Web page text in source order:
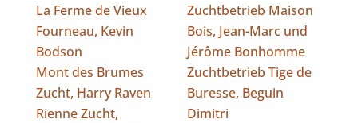
La Ferme de Vieux
Fourneau, Kevin
Bodson
Mont des Brumes
Zucht, Harry Raven
Rienne Zucht,
Zuchtbetrieb Maison
Bois, Jean-Marc und
Jérôme Bonhomme
Zuchtbetrieb Tige de
Buresse, Beguin
Dimitri